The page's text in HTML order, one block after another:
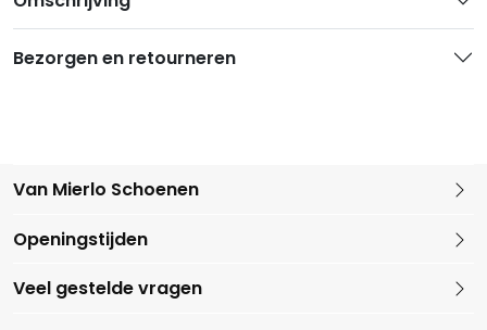
Bezorgen en retourneren
Van Mierlo Schoenen
Openingstijden
Veel gestelde vragen